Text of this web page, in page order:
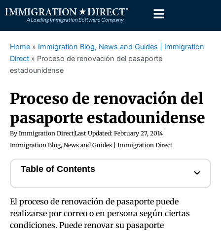
to
content
Home » Immigration Blog, News and Guides | Immigration
Direct » Proceso de renovación del pasaporte
estadounidense
Proceso de renovación del
pasaporte estadounidense
By Immigration DirectLast Updated: February 27, 2014
Immigration Blog, News and Guides | Immigration Direct
Table of Contents
El proceso de renovación de pasaporte puede
realizarse por correo o en persona según ciertas
condiciones. Puede renovar su pasaporte